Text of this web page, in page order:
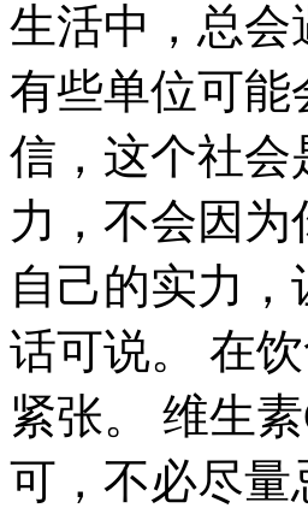
生活中，总会
有些单位可能
信，这个社会
力，不会因
自己的实力
话可说。 在
紧张。 维生
可，不必尽量